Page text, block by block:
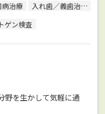
病治療 入れ歯／義歯治療
ゲン検査
野を生かして気軽に通